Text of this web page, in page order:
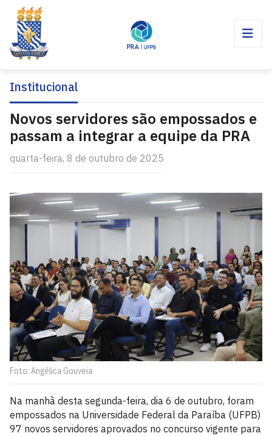
Institucional
Novos servidores são empossados e
passam a integrar a equipe da PRA
quarta-feira, 8 de outubro de 2025
Foto: Angélica Gouveia
Na manhã desta segunda-feira, dia 6 de outubro, foram
empossados na Universidade Federal da Paraíba (UFPB)
97 novos servidores aprovados no concurso vigente para